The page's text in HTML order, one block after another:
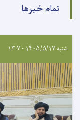
تمام خبرها
شنبه ۱۴۰۵/۵/۱۷ - ۱۳:۷